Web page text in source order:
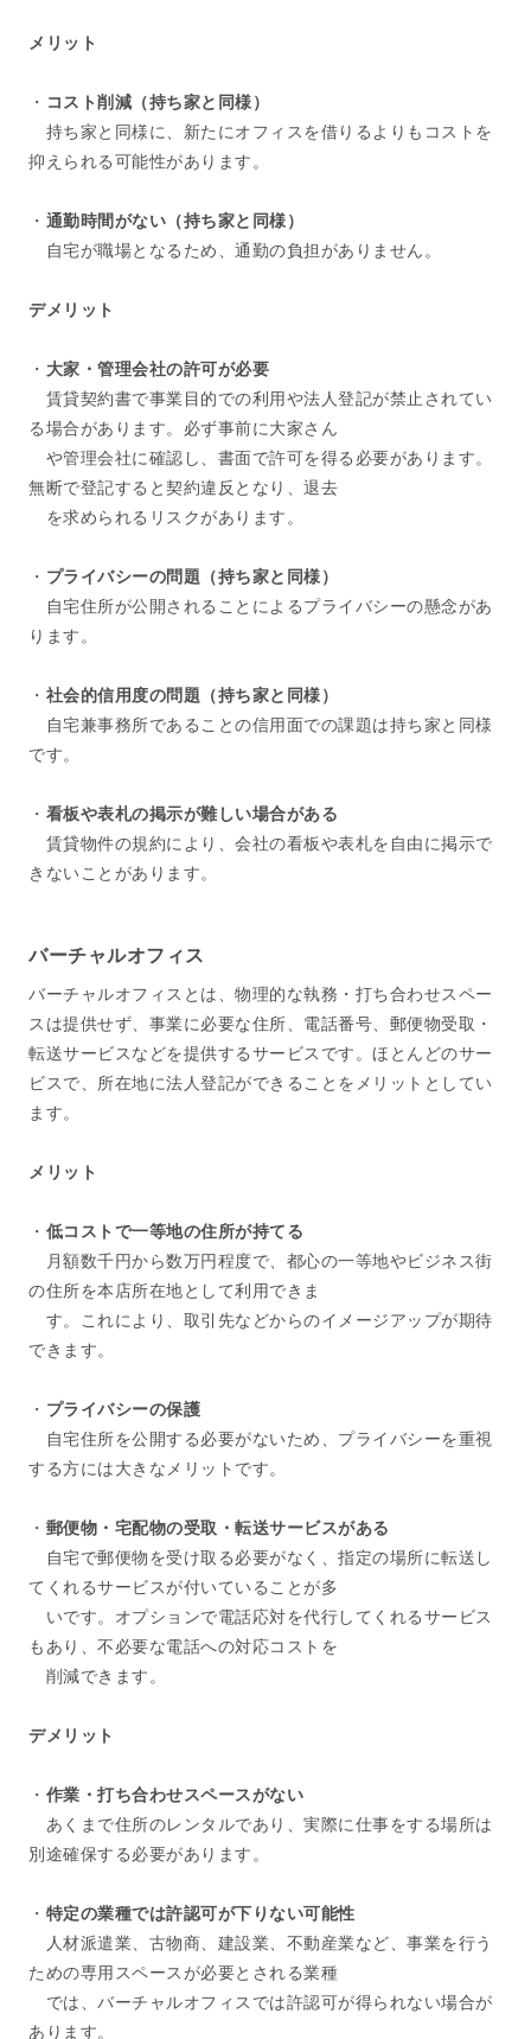
メリット
・ コスト削減（持ち家と同様）
持ち家と同様に、新たにオフィスを借りるよりもコストを
抑えられる可能性があります。
・ 通勤時間がない（持ち家と同様）
自宅が職場となるため、通勤の負担がありません。
デメリット
・ 大家・管理会社の許可が必要
賃貸契約書で事業目的での利用や法人登記が禁止されてい
る場合があります。必ず事前に大家さん
や管理会社に確認し、書面で許可を得る必要があります。
無断で登記すると契約違反となり、退去
を求められるリスクがあります。
・ プライバシーの問題（持ち家と同様）
自宅住所が公開されることによるプライバシーの懸念があ
ります。
・ 社会的信用度の問題（持ち家と同様）
自宅兼事務所であることの信用面での課題は持ち家と同様
です。
・ 看板や表札の掲示が難しい場合がある
賃貸物件の規約により、会社の看板や表札を自由に掲示で
きないことがあります。
バーチャルオフィス
バーチャルオフィスとは、物理的な執務・打ち合わせスペー
スは提供せず、事業に必要な住所、電話番号、郵便物受取・
転送サービスなどを提供するサービスです。ほとんどのサー
ビスで、所在地に法人登記ができることをメリットとしてい
ます。
メリット
・ 低コストで一等地の住所が持てる
月額数千円から数万円程度で、都心の一等地やビジネス街
の住所を本店所在地として利用できま
す。これにより、取引先などからのイメージアップが期待
できます。
・ プライバシーの保護
自宅住所を公開する必要がないため、プライバシーを重視
する方には大きなメリットです。
・ 郵便物・宅配物の受取・転送サービスがある
自宅で郵便物を受け取る必要がなく、指定の場所に転送し
てくれるサービスが付いていることが多
いです。オプションで電話応対を代行してくれるサービス
もあり、不必要な電話への対応コストを
削減できます。
デメリット
・ 作業・打ち合わせスペースがない
あくまで住所のレンタルであり、実際に仕事をする場所は
別途確保する必要があります。
・ 特定の業種では許認可が下りない可能性
人材派遣業、古物商、建設業、不動産業など、事業を行う
ための専用スペースが必要とされる業種
では、バーチャルオフィスでは許認可が得られない場合が
あります。